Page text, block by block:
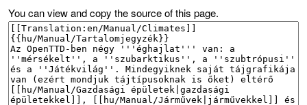
You can view and copy the source of this page.